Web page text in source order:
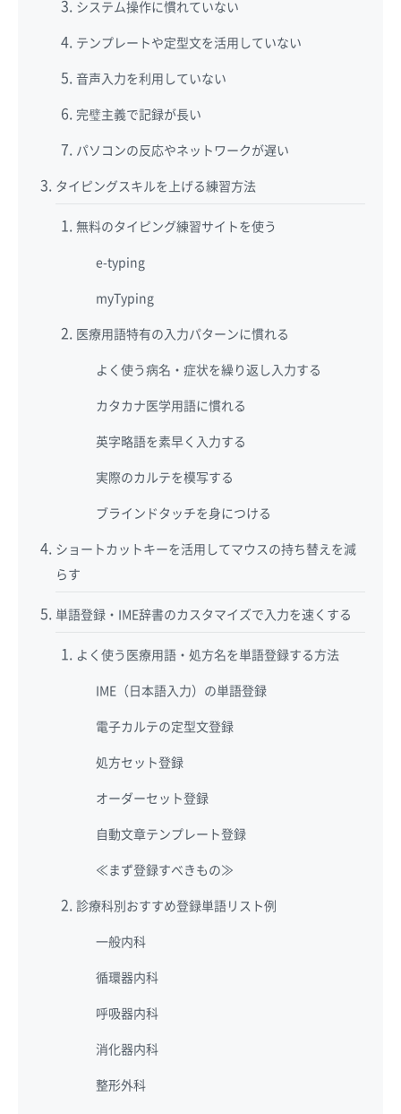
システム操作に慣れていない
テンプレートや定型文を活用していない
音声入力を利用していない
完璧主義で記録が長い
パソコンの反応やネットワークが遅い
タイピングスキルを上げる練習方法
無料のタイピング練習サイトを使う
e-typing
myTyping
医療用語特有の入力パターンに慣れる
よく使う病名・症状を繰り返し入力する
カタカナ医学用語に慣れる
英字略語を素早く入力する
実際のカルテを模写する
ブラインドタッチを身につける
ショートカットキーを活用してマウスの持ち替えを減
らす
単語登録・IME辞書のカスタマイズで入力を速くする
よく使う医療用語・処方名を単語登録する方法
IME（日本語入力）の単語登録
電子カルテの定型文登録
処方セット登録
オーダーセット登録
自動文章テンプレート登録
≪まず登録すべきもの≫
診療科別おすすめ登録単語リスト例
一般内科
循環器内科
呼吸器内科
消化器内科
整形外科